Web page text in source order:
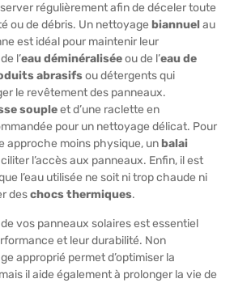
régulièrement afin de déceler toute
ou de débris. Un nettoyage biannuelau
est idéal pour maintenir leur
l’eau déminéraliséeou de l’eau de
abrasifsou détergents qui
le revêtement des panneaux.
soupleet d’une raclette en
pour un nettoyage délicat. Pour
approche moins physique, unbalai
l’accès aux panneaux. Enfin, il est
l’eau utilisée ne soit ni trop chaude ni
deschocs thermiques.
vos panneaux solaires est essentiel
et leur durabilité. Non
approprié permet d’optimiser la
il aide également à prolonger la vie de